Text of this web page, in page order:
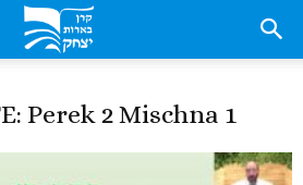
Perek 2 Mischna 1